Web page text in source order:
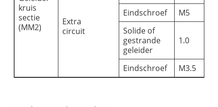
kruis
sectie
(MM2)
Extra
circuit
Eindschroef
M5
Solide of
gestrande
geleider
1.0
Eindschroef M3.5